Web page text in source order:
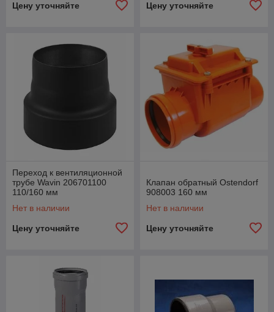
Цену уточняйте Цену уточняйте
Переход к вентиляционной
трубе Wavin 206701100
110/160 мм
Нет в наличии
Цену уточняйте
Клапан обратный Ostendorf
908003 160 мм
Нет в наличии
Цену уточняйте